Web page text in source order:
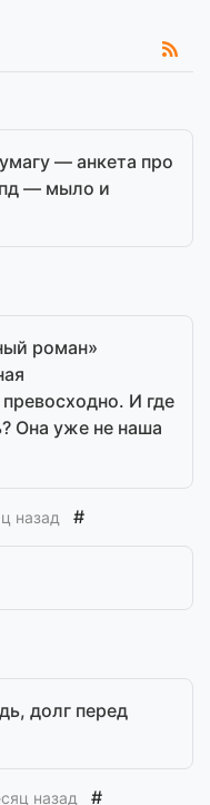
— анкета про
пд — мыло и
роман»
И где
Она уже не наша
назад #
долг перед
назад #